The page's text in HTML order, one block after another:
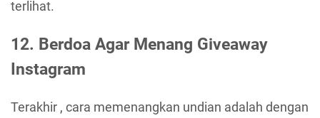
terlihat.
12. Berdoa Agar Menang Giveaway
Instagram
Terakhir , cara memenangkan undian adalah dengan